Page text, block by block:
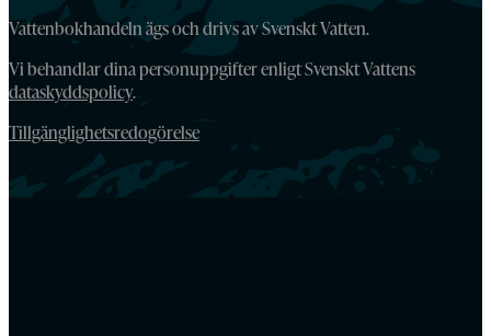
Vattenbokhandeln ägs och drivs av Svenskt Vatten.
Vi behandlar dina personuppgifter enligt Svenskt Vattens
dataskyddspolicy.
Tillgänglighetsredogörelse